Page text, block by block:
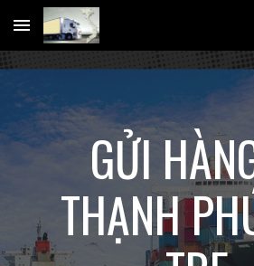
Skip to main content
GỬI
THẠNH